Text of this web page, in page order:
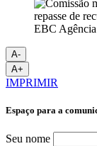
EBC
A-
A+
IMPRIMIR
Espaço para a
Seu nome